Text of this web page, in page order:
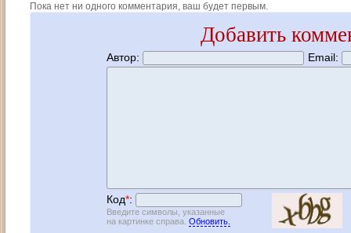
Пока нет ни одного комментария, ваш будет первым.
Добавить
Автор: Email:
Код*:
Введите символы, указанные
на картинке справа. Обновить.